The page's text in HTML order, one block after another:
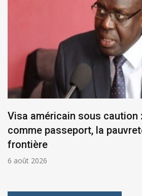
Visa américain sous caution
comme passeport, la
frontière
6 août 2026